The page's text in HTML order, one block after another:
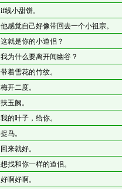
if线小甜饼。
他感觉自己好像带回去一个小祖宗。
这就是你的小道侣？
我为什么要离开闻幽谷？
带着雪花的竹纹。
梅开二度。
扶玉阙。
我的叶子，给你。
捉鸟。
回来就好。
想找和你一样的道侣。
好啊好啊。